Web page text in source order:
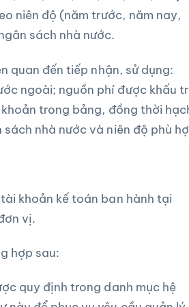
niên độ (năm trước, năm nay,
sách nhà nước.
quan đến tiếp nhận, sử dụng:
ngoài; nguồn phí được khấu
trong bảng, đồng thời
nhà nước và niên độ phù
khoản kế toán ban hành tại
vị.
hợp sau:
quy định trong danh mục hệ